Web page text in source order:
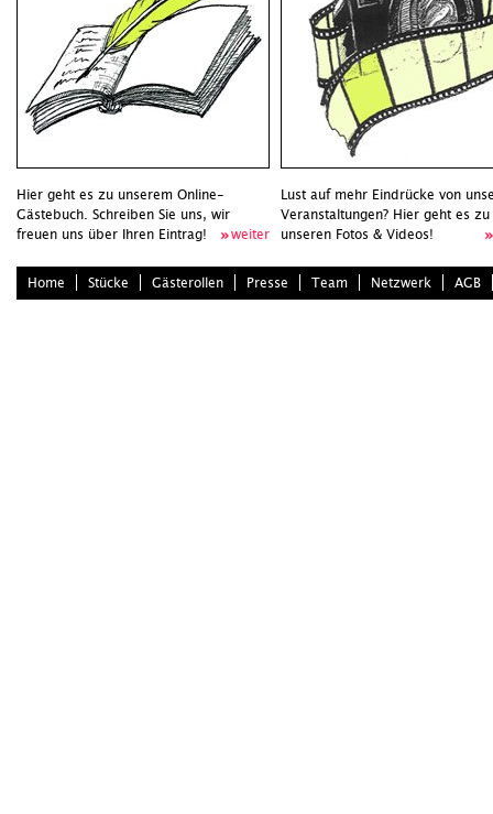
Hier geht es zu unserem Online-
Gästebuch. Schreiben Sie uns, wir
freuen uns über Ihren Eintrag!
weiter
Lust auf mehr Eindrücke von
Veranstaltungen? Hier geht es zu
unseren Fotos & Videos!
Home Stücke Gästerollen Presse Team Netzwerk AGB